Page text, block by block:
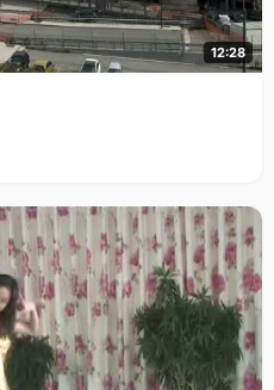
12:28